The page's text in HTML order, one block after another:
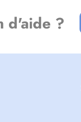
d'aide ?